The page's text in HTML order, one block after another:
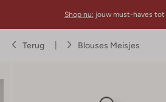
Shop nu: jouw must-haves tot
Terug Blouses Meisjes